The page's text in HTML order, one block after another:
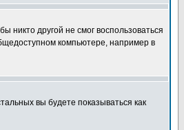
никто другой не смог воспользоваться
компьютере, например в
вы будете показываться как